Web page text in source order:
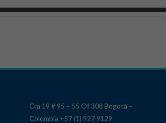
Cra 19 # 95 – 55 Of 308 Bogotá –
Colombia +57 (1) 927 9129